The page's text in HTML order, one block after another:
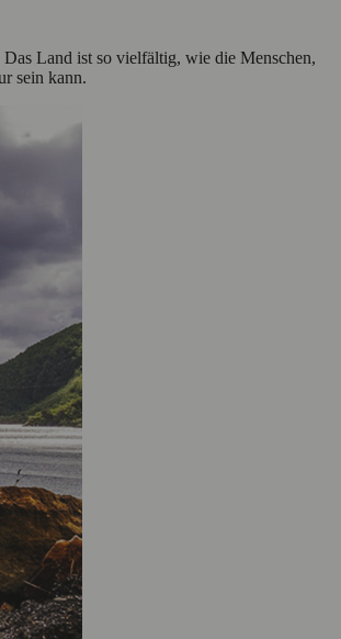
Land ist so vielfältig, wie die Menschen,
sein kann.